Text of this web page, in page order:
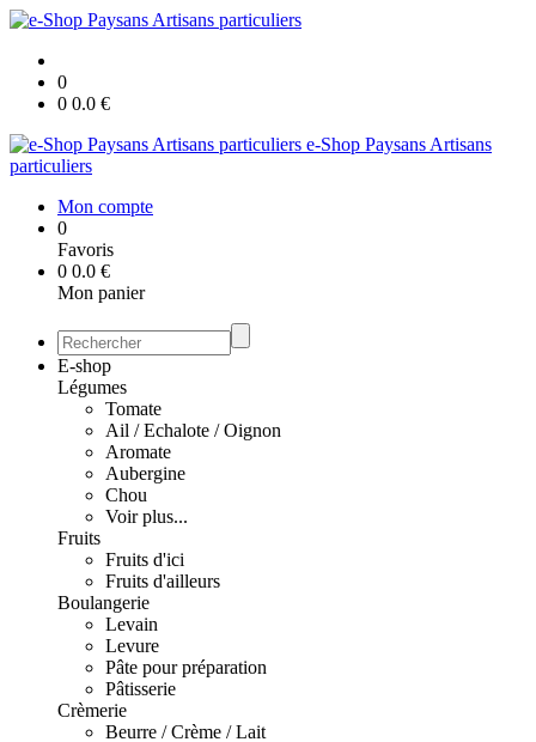
0
0 0.0 €
e-Shop Paysans Artisans
particuliers
Mon compte
0
Favoris
0 0.0 €
Mon panier
E-shop
Légumes
Tomate
Ail / Echalote / Oignon
Aromate
Aubergine
Chou
Voir plus...
Fruits
Fruits d'ici
Fruits d'ailleurs
Boulangerie
Levain
Levure
Pâte pour préparation
Pâtisserie
Crèmerie
Beurre / Crème / Lait